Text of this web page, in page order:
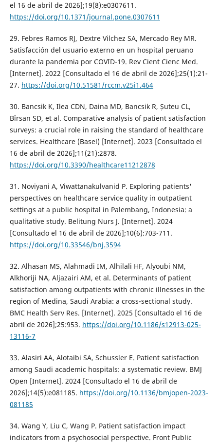
el 16 de abril de 2026];19(8):e0307611.
https://doi.org/10.1371/journal.pone.0307611
29. Febres Ramos RJ, Dextre Vilchez SA, Mercado Rey MR.
Satisfacción del usuario externo en un hospital peruano
durante la pandemia por COVID-19. Rev Cient Cienc Med.
[Internet]. 2022 [Consultado el 16 de abril de 2026];25(1):21-
27. https://doi.org/10.51581/rccm.v25i1.464
30. Bancsik K, Ilea CDN, Daina MD, Bancsik R, Șuteu CL,
Bîrsan SD, et al. Comparative analysis of patient satisfaction
surveys: a crucial role in raising the standard of healthcare
services. Healthcare (Basel) [Internet]. 2023 [Consultado el
16 de abril de 2026];11(21):2878.
https://doi.org/10.3390/healthcare11212878
31. Noviyani A, Viwattanakulvanid P. Exploring patients'
perspectives on healthcare service quality in outpatient
settings at a public hospital in Palembang, Indonesia: a
qualitative study. Belitung Nurs J. [Internet]. 2024
[Consultado el 16 de abril de 2026];10(6):703-711.
https://doi.org/10.33546/bnj.3594
32. Alhasan MS, Alahmadi IM, Alhilali HF, Alyoubi NM,
Alkhoriji NA, Aljazairi AM, et al. Determinants of patient
satisfaction among outpatients with chronic illnesses in the
region of Medina, Saudi Arabia: a cross-sectional study.
BMC Health Serv Res. [Internet]. 2025 [Consultado el 16 de
abril de 2026];25:953. https://doi.org/10.1186/s12913-025-
13116-7
33. Alasiri AA, Alotaibi SA, Schussler E. Patient satisfaction
among Saudi academic hospitals: a systematic review. BMJ
Open [Internet]. 2024 [Consultado el 16 de abril de
2026];14(5):e081185. https://doi.org/10.1136/bmjopen-2023-
081185
34. Wang Y, Liu C, Wang P. Patient satisfaction impact
indicators from a psychosocial perspective. Front Public